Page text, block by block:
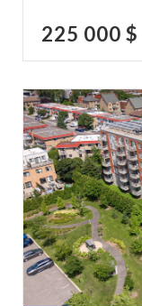
225 000 $